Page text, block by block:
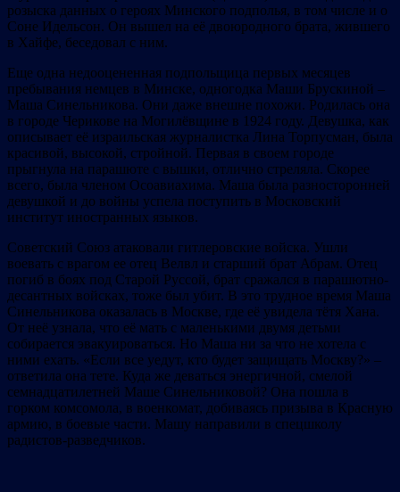
розыска данных о героях Минского подполья, в том числе и о
Соне Идельсон. Он вышел на её двоюродного брата, жившего
в Хайфе, беседовал с ним.
Еще одна недооцененная подпольщица первых месяцев
пребывания немцев в Минске, одногодка Маши Брускиной –
Маша Синельникова. Они даже внешне похожи. Родилась она
в городе Черикове на Могилёвщине в 1924 году. Девушка, как
описывает её израильская журналистка Лина Торпусман, была
красивой, высокой, стройной. Первая в своем городе
прыгнула на парашюте с вышки, отлично стреляла. Скорее
всего, была членом Осоавиахима. Маша была разносторонней
девушкой и до войны успела поступить в Московский
институт иностранных языков.
Советский Союз атаковали гитлеровские войска. Ушли
воевать с врагом ее отец Велвл и старший брат Абрам. Отец
погиб в боях под Старой Руссой, брат сражался в парашютно-
десантных войсках, тоже был убит. В это трудное время Маша
Синельникова оказалась в Москве, где её увидела тётя Хана.
От неё узнала, что её мать с маленькими двумя детьми
собирается эвакуироваться. Но Маша ни за что не хотела с
ними ехать. «Если все уедут, кто будет защищать Москву?» –
ответила она тете. Куда же деваться энергичной, смелой
семнадцатилетней Маше Синельниковой? Она пошла в
горком комсомола, в военкомат, добиваясь призыва в Красную
армию, в боевые части. Машу направили в спецшколу
радистов-разведчиков.